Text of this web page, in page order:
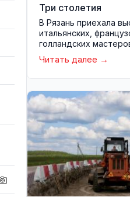
Три столетия
В Рязань приехала
итальянских,
голландских
Читать далее